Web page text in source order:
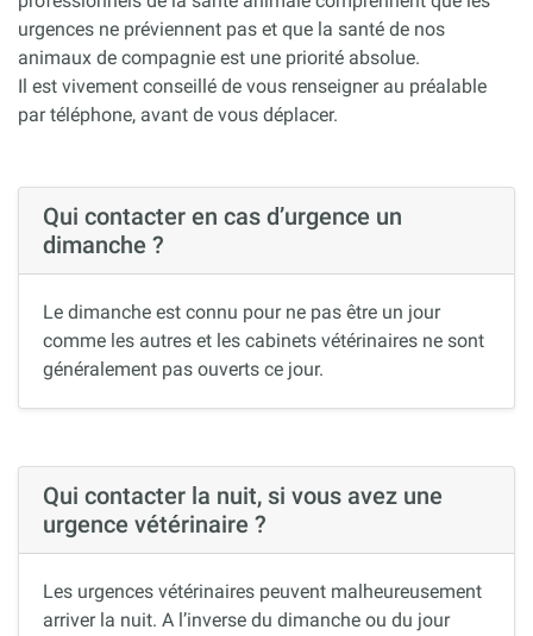
urgences ne préviennent pas et que la santé de nos
animaux de compagnie est une priorité absolue.
Il est vivement conseillé de vous renseigner au préalable
par téléphone, avant de vous déplacer.
Qui contacter en cas d’urgence un
dimanche ?
Le dimanche est connu pour ne pas être un jour
comme les autres et les cabinets vétérinaires ne sont
généralement pas ouverts ce jour.
Qui contacter la nuit, si vous avez une
urgence vétérinaire ?
Les urgences vétérinaires peuvent malheureusement
arriver la nuit. A l’inverse du dimanche ou du jour